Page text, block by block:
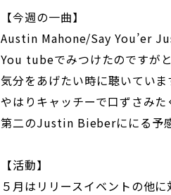
【今週の一曲】
Austin Mahone/Say You’er
You tubeでみつけたのですが
気分をあげたい時に聴いていま
やはりキャッチーで口ずさみ
第二のJustin Bieberににる予
【活動】
５月はリリースイベントの他